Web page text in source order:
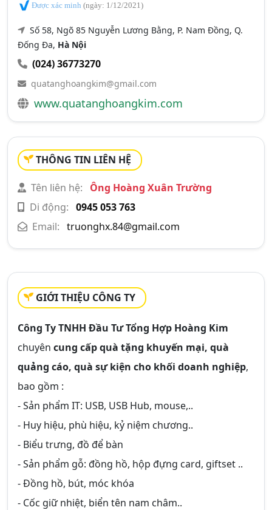
Được xác minh (ngày: 1/12/2021)
Số 58, Ngõ 85 Nguyễn Lương Bằng, P. Nam Đồng, Q.
Đống Đa, Hà Nội
(024) 36773270
quatanghoangkim@gmail.com
www.quatanghoangkim.com
THÔNG TIN LIÊN HỆ
Tên liên hệ:
Ông Hoàng Xuân Trường
Di động: 0945 053 763
Email: truonghx.84@gmail.com
GIỚI THIỆU CÔNG TY
Công Ty TNHH Đầu Tư Tổng Hợp Hoàng Kim
chuyên cung cấp quà tặng khuyến mại, quà
quảng cáo, quà sự kiện cho khối doanh nghiệp,
bao gồm :
- Sản phẩm IT: USB, USB Hub, mouse,..
- Huy hiệu, phù hiệu, kỷ niệm chương..
- Biểu trưng, đồ để bàn
- Sản phẩm gỗ: đồng hồ, hộp đựng card, giftset ..
- Đồng hồ, bút, móc khóa
- Cốc giữ nhiệt, biển tên nam châm..